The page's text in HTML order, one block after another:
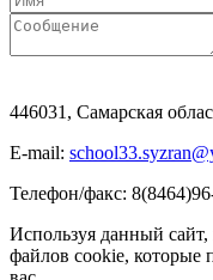
446031, Самарская
E-mail:
Телефон/факс:
Используя данный сайт,
файлов cookie, которые